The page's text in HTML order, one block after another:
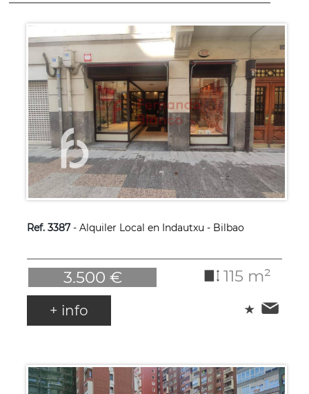
Ref. 3387- Alquiler Local en Indautxu - Bilbao
3.500 € 115 m²
+ info